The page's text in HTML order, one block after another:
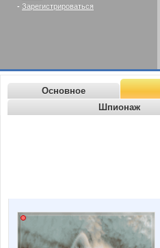
- Зарегистрироваться
Основное
Шпионаж